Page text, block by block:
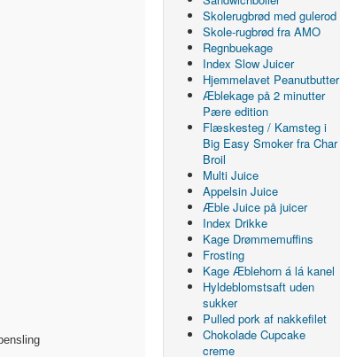
Skolerugbrød med gulerod
Skole-rugbrød fra AMO
Regnbuekage
Index Slow Juicer
Hjemmelavet Peanutbutter
Æblekage på 2 minutter
Pære edition
Flæskesteg / Kamsteg i
Big Easy Smoker fra Char
Broil
Multi Juice
Appelsin Juice
Æble Juice på juicer
Index Drikke
Kage Drømmemuffins
Frosting
Kage Æblehorn á lá kanel
Hyldeblomstsaft uden
sukker
Pulled pork af nakkefilet
Chokolade Cupcake
creme